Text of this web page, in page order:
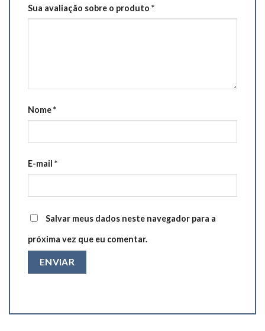
Sua avaliação sobre o produto *
Nome*
E-mail *
Salvar meus dados neste navegador para a
próxima vez que eu comentar.